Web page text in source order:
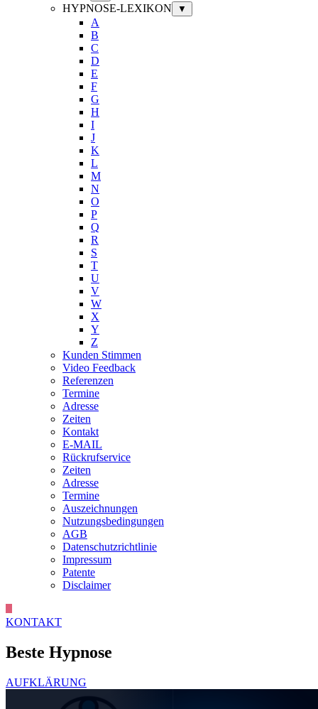
HYPNOSE-LEXIKON ▼
A
B
C
D
E
F
G
H
I
J
K
L
M
N
O
P
Q
R
S
T
U
V
W
X
Y
Z
Kunden Stimmen
Video Feedback
Referenzen
Termine
Adresse
Zeiten
Kontakt
E-MAIL
Rückrufservice
Zeiten
Adresse
Termine
Auszeichnungen
Nutzungsbedingungen
AGB
Datenschutzrichtlinie
Impressum
Patente
Disclaimer
KONTAKT
Beste Hypnose
AUFKLÄRUNG